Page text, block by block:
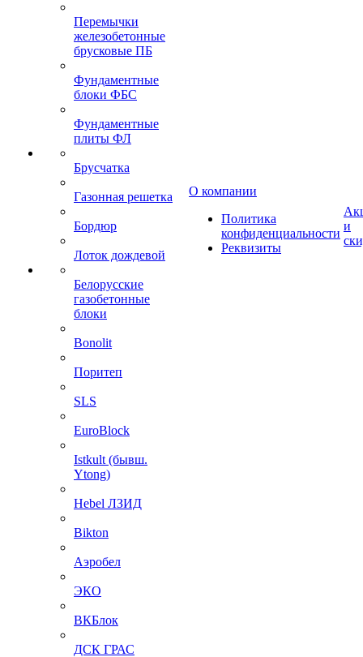
Перемычки
железобетонные
брусковые ПБ
Фундаментные
блоки ФБС
Фундаментные
плиты ФЛ
Брусчатка
Газонная решетка
Бордюр
Лоток дождевой
Белорусские
газобетонные
блоки
Bonolit
Поритеп
SLS
EuroBlock
Istkult (бывш.
Ytong)
Hebel ЛЗИД
Bikton
Аэробел
ЭКО
ВКБлок
ДСК ГРАС
О компании
Политика
конфиденциальности
Реквизиты
и